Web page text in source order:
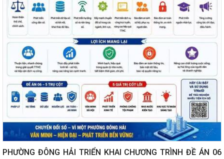
PHƯỜNG ĐÔNG HẢI TRIỂN KHAI CHƯƠNG TRÌNH ĐỀ ÁN 06